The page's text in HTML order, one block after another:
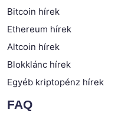
Bitcoin hírek
Ethereum hírek
Altcoin hírek
Blokklánc hírek
Egyéb kriptopénz hírek
FAQ